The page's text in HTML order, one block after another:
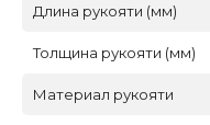
Длина рукояти (мм)
Толщина рукояти (мм)
Материал рукояти